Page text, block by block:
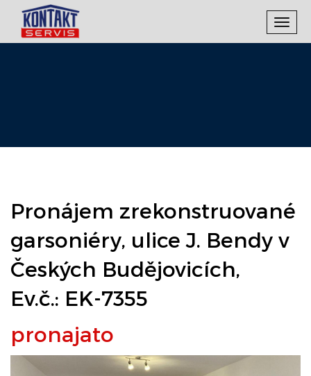
Pronájem zrekonstruované
garsoniéry, ulice J. Bendy v
Českých Budějovicích,
Ev.č.: EK-7355
pronajato